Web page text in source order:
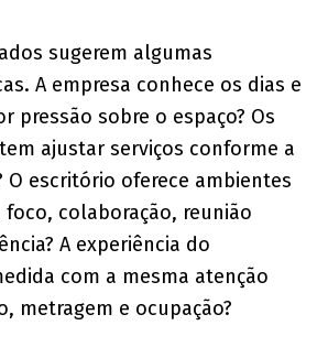
sugerem algumas
A empresa conhece os dias e
pressão sobre o espaço? Os
ajustar serviços conforme a
O escritório oferece ambientes
colaboração, reunião
A experiência do
com a mesma atenção
metragem e ocupação?